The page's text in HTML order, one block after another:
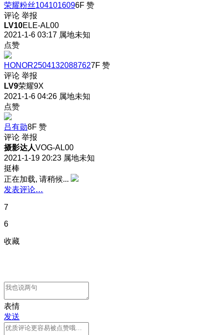
荣耀粉丝1041016096F 赞
评论 举报
LV10ELE-AL00
2021-1-6 03:17 属地未知
点赞
HONOR25041320887627F 赞
评论 举报
LV9荣耀9X
2021-1-6 04:26 属地未知
点赞
吕有勋8F 赞
评论 举报
摄影达人VOG-AL00
2021-1-19 20:23 属地未知
挺棒
正在加载, 请稍候...
发表评论…
7
6
收藏
表情
发送